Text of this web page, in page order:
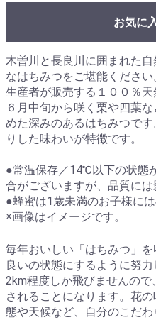
お気に
木曽川と長良川に囲まれた
なはちみつをご堪能ください
生産者が販売する１００％天
６月中旬から咲く栗や四葉
めた深みのあるはちみつで
りした味わいが特徴です。
●常温保存／14℃以下の状態
合がございますが、品質には
●蜂蜜は1歳未満のお子様に
※画像はイメージです。
毎年おいしい「はちみつ」
良いの状態にするように努
2km程度しか飛びませんの
されることになります。花
態や天候など、自分のこだ